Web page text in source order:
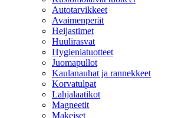
Autotarvikkeet
Avaimenperät
Heijastimet
Huulirasvat
Hygieniatuotteet
Juomapullot
Kaulanauhat ja rannekkeet
Korvatulpat
Lahjalaatikot
Magneetit
Makeiset